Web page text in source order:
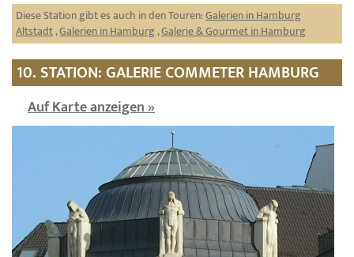
Diese Station gibt es auch in den Touren:Galerien in Hamburg
Altstadt,Galerien in Hamburg ,Galerie & Gourmet in Hamburg
10. STATION: GALERIE COMMETER HAMBURG
Auf Karte anzeigen »